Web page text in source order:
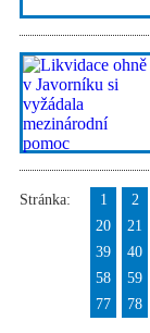
Stránka: 1 2
20
21
39
40
58
59
77
78